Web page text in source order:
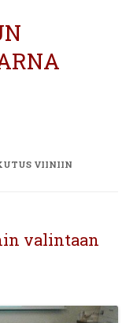
VIINIIN
valintaan